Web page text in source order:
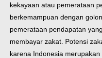
kekayaan atau pemerataan
berkemampuan dengan
pemerataan pendapatan
membayar zakat. Potensi
karena Indonesia